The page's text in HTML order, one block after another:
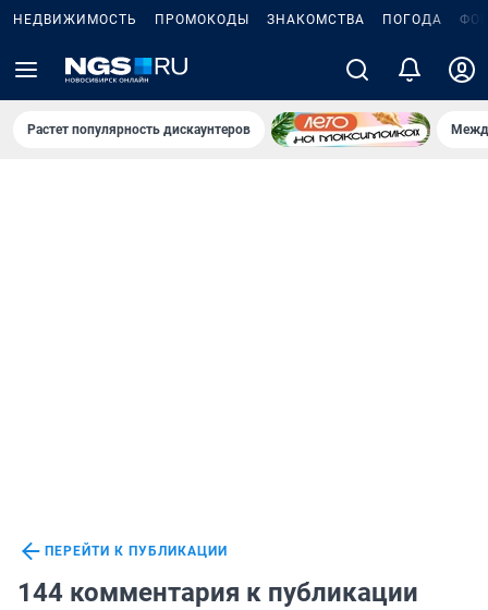
НЕДВИЖИМОСТЬ ПРОМОКОДЫ ЗНАКОМСТВА ПОГОДА
Растет популярность дискаунтеров
ПЕРЕЙТИ К ПУБЛИКАЦИИ
144 комментария к публикации